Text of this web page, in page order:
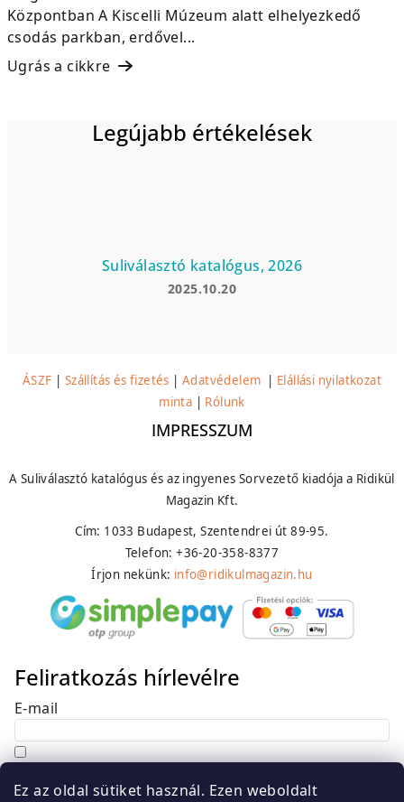
Ez az oldal sütiket használ. Ezen weboldalt
Központban A Kiscelli Múzeum alatt elhelyezkedő
csodás parkban, erdővel...
Ugrás a cikkre
Legújabb értékelések
Suliválasztó katalógus, 2026
5
csillag.
2025.10.20
ÁSZF | Szállítás és fizetés | Adatvédelem | Elállási nyilatkozat
minta | Rólunk
IMPRESSZUM
A Suliválasztó katalógus és az ingyenes Sorvezető kiadója a Ridikül
Magazin Kft.
Cím: 1033 Budapest, Szentendrei út 89-95.
Telefon: +36-20-358-8377
Írjon nekünk: info@ridikulmagazin.hu
Feliratkozás hírlevélre
E-mail
nevem és e-mail címem felhasználásával a(z)